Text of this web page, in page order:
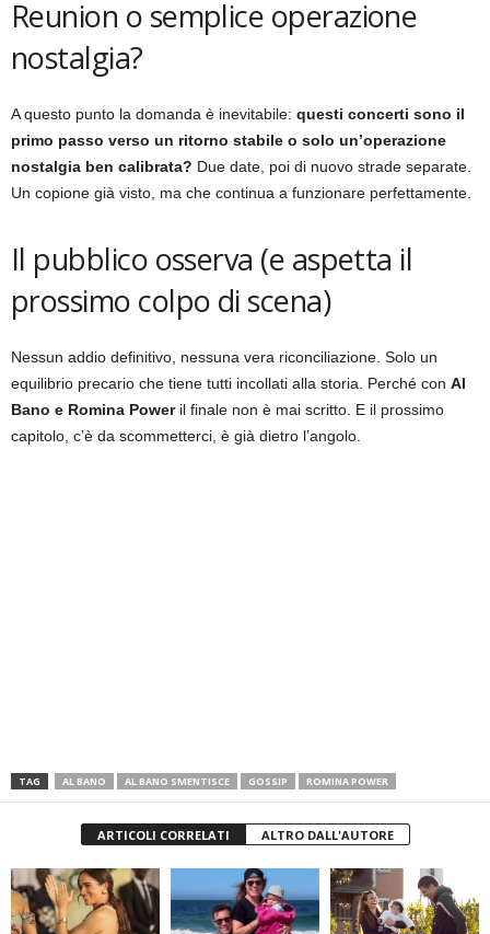
Reunion o semplice operazione
nostalgia?
A questo punto la domanda è inevitabile: questi concerti sono il
primo passo verso un ritorno stabile o solo un’operazione
nostalgia ben calibrata? Due date, poi di nuovo strade separate.
Un copione già visto, ma che continua a funzionare perfettamente.
Il pubblico osserva (e aspetta il
prossimo colpo di scena)
Nessun addio definitivo, nessuna vera riconciliazione. Solo un
equilibrio precario che tiene tutti incollati alla storia. Perché con Al
Bano e Romina Poweril finale non è mai scritto. E il prossimo
capitolo, c’è da scommetterci, è già dietro l’angolo.
TAG AL BANO AL BANO SMENTISCE GOSSIP ROMINA POWER
ARTICOLI CORRELATI ALTRO DALL'AUTORE